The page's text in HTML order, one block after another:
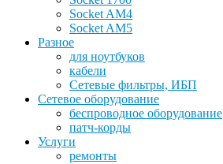
Socket AM4
Socket AM5
Разное
для ноутбуков
кабели
Сетевые фильтры, ИБП
Сетевое оборудование
беспроводное оборудование
патч-корды
Услуги
ремонты